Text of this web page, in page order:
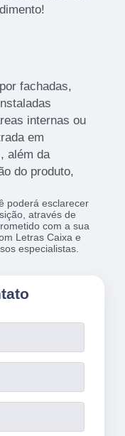
fachadas,
internas ou
em
além da
do produto,
poderá esclarecer
através de
com a sua
Letras Caixa e
especialistas.